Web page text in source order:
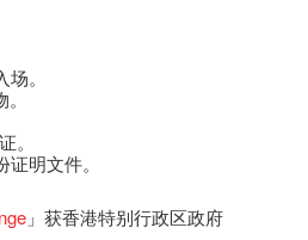
。
。
明文件。
」获香港特别行政区政府